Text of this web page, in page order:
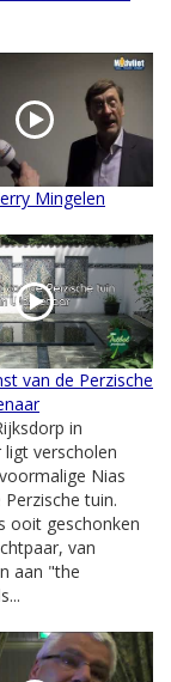
Mingelen
van de Perzische
in
ligt verscholen
Nias
tuin.
ooit geschonken
van
aan "the